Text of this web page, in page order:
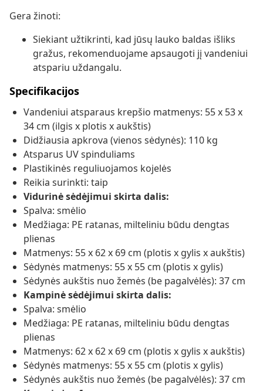
Gera žinoti:
Siekiant užtikrinti, kad jūsų lauko baldas išliks
gražus, rekomenduojame apsaugoti jį vandeniui
atspariu uždangalu.
Specifikacijos
Vandeniui atsparaus krepšio matmenys: 55 x 53 x
34 cm (ilgis x plotis x aukštis)
Didžiausia apkrova (vienos sėdynės): 110 kg
Atsparus UV spinduliams
Plastikinės reguliuojamos kojelės
Reikia surinkti: taip
Vidurinė sėdėjimui skirta dalis:
Spalva: smėlio
Medžiaga: PE ratanas, milteliniu būdu dengtas
plienas
Matmenys: 55 x 62 x 69 cm (plotis x gylis x aukštis)
Sėdynės matmenys: 55 x 55 cm (plotis x gylis)
Sėdynės aukštis nuo žemės (be pagalvėlės): 37 cm
Kampinė sėdėjimui skirta dalis:
Spalva: smėlio
Medžiaga: PE ratanas, milteliniu būdu dengtas
plienas
Matmenys: 62 x 62 x 69 cm (plotis x gylis x aukštis)
Sėdynės matmenys: 55 x 55 cm (plotis x gylis)
Sėdynės aukštis nuo žemės (be pagalvėlės): 37 cm